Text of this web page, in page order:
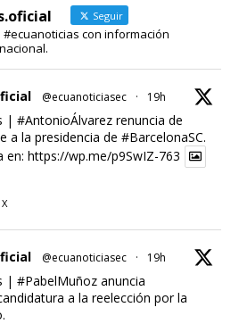
Seguir
#ecuanoticias con información
@ecuanoticiasec · 19h
| #AntonioÁlvarezrenuncia de
a la presidencia de #BarcelonaSC.
en: https://wp.me/p9SwIZ-763
X
@ecuanoticiasec · 19h
| #PabelMuñozanuncia
a la reelección por la
.